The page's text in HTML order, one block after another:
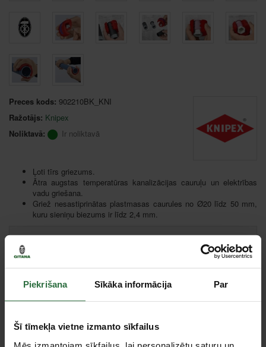
Piekrišana Sīkāka informācija Par
Šī tīmekļa vietne izmanto sīkfailus
Preces kods: 902210BK_KNI
Ražotājs: Knipex
Noliktavā:
Ir noliktavā
Ļoti tīrs griezums.
Ātra augstas temperatūras kanalizācijas cauruļu un elektrības
vadu griešana.
Griež nesastiprinātas plastmasas caurules no Ø20 līdz 50 mm,
kuru sieniņu biezums ir līdz 2,4 mm.
Ielikt grozā